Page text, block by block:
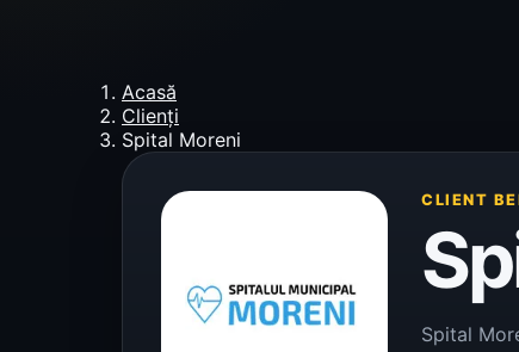
Acasă
Clienți
Spital Moreni
CLIENT
Spital